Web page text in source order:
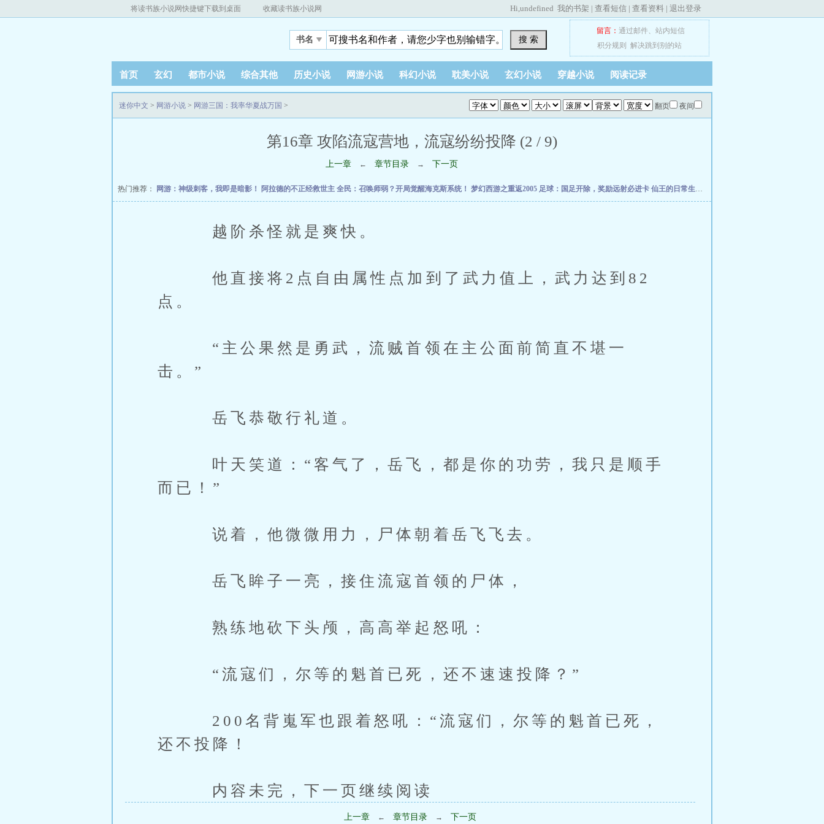
将读书族小说网快捷键下载到桌面 收藏读书族小说网 Hi,undefined 我的书架 | 查看短信 | 查看资料 | 退出登录
书名 搜 索
留言： 通过邮件、 站内短信
积分规则
解决跳到别的站
首页 玄幻 都市小说 综合其他 历史小说 网游小说 科幻小说 耽美小说 玄幻小说 穿越小说 阅读记录
翻页 夜间
迷你中文 > 网游小说 > 网游三国：我率华夏战万国 >
第16章 攻陷流寇营地，流寇纷纷投降 (2 / 9)
上一章 ← 章节目录 → 下一页
热门推荐： 网游：神级刺客，我即是暗影！ 阿拉德的不正经救世主 全民：召唤师弱？开局觉醒海克斯系统！ 梦幻西游之重返2005 足球：国足开除，奖励远射必进卡 仙王的日常生活
越阶杀怪就是爽快。
他直接将2点自由属性点加到了武力值上，武力达到82
点。
“主公果然是勇武，流贼首领在主公面前简直不堪一
击。”
岳飞恭敬行礼道。
叶天笑道：“客气了，岳飞，都是你的功劳，我只是顺手
而已！”
说着，他微微用力，尸体朝着岳飞飞去。
岳飞眸子一亮，接住流寇首领的尸体，
熟练地砍下头颅，高高举起怒吼：
“流寇们，尔等的魁首已死，还不速速投降？”
200名背嵬军也跟着怒吼：“流寇们，尔等的魁首已死，
还不投降！
内容未完，下一页继续阅读
上一章 ← 章节目录 → 下一页